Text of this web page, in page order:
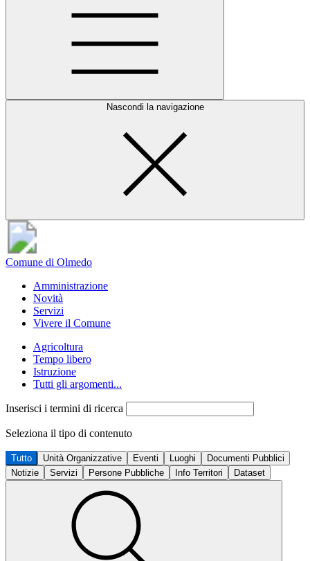
Nascondi la navigazione
Comune di Olmedo
Amministrazione
Novità
Servizi
Vivere il Comune
Agricoltura
Tempo libero
Istruzione
Tutti gli argomenti...
Inserisci i termini di ricerca
Seleziona il tipo di contenuto
Tutto Unità Organizzative Eventi Luoghi
Documenti Pubblici
Notizie
Servizi Persone Pubbliche Info Territori Dataset